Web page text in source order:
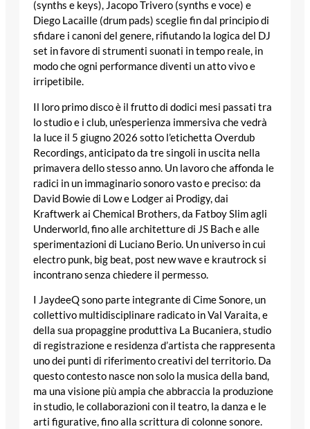
(synths e keys), Jacopo Trivero (synths e voce) e
Diego Lacaille (drum pads) sceglie fin dal principio di
sfidare i canoni del genere, rifiutando la logica del DJ
set in favore di strumenti suonati in tempo reale, in
modo che ogni performance diventi un atto vivo e
irripetibile.
Il loro primo disco è il frutto di dodici mesi passati tra
lo studio e i club, un’esperienza immersiva che vedrà
la luce il 5 giugno 2026 sotto l’etichetta Overdub
Recordings, anticipato da tre singoli in uscita nella
primavera dello stesso anno. Un lavoro che affonda le
radici in un immaginario sonoro vasto e preciso: da
David Bowie di Low e Lodger ai Prodigy, dai
Kraftwerk ai Chemical Brothers, da Fatboy Slim agli
Underworld, fino alle architetture di JS Bach e alle
sperimentazioni di Luciano Berio. Un universo in cui
electro punk, big beat, post new wave e krautrock si
incontrano senza chiedere il permesso.
I JaydeeQ sono parte integrante di Cime Sonore, un
collettivo multidisciplinare radicato in Val Varaita, e
della sua propaggine produttiva La Bucaniera, studio
di registrazione e residenza d’artista che rappresenta
uno dei punti di riferimento creativi del territorio. Da
questo contesto nasce non solo la musica della band,
ma una visione più ampia che abbraccia la produzione
in studio, le collaborazioni con il teatro, la danza e le
arti figurative, fino alla scrittura di colonne sonore.